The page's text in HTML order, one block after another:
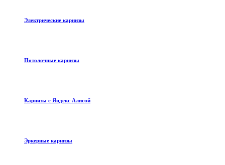
Электрические карнизы
Потолочные карнизы
Карнизы с Яндекс Алисой
Эркерные карнизы